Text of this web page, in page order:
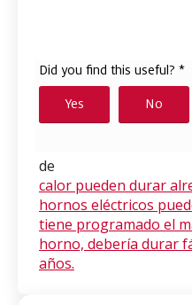
de
calor pueden durar
hornos eléctricos
tiene programado el
horno, debería durar
años.